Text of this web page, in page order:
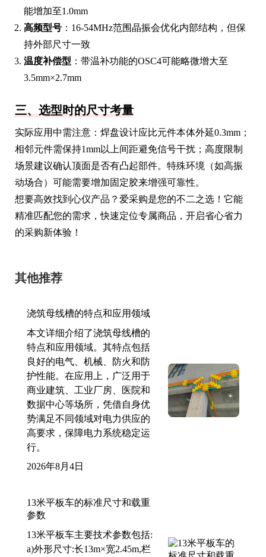
能增加至1.0mm
高频型号 ：16-54MHz范围晶振会优化内部结构，但保
持外部尺寸一致
温度补偿型 ：带温补功能的OSC4可能略微增大至
3.5mm×2.7mm
三、选型时的尺寸考量
实际应用中需注意：焊盘设计应比元件本体外延0.3mm；
相邻元件需保持1mm以上间距避免信号干扰；高度限制
场景建议确认顶面是否有凸起部件。特殊环境（如高振
动场合）可能需要增加固定胶来增强可靠性。
想要高效找到心仪产品？爱采购是您的不二之选！它能
精准匹配您的需求，快速定位专属商品，开启省心省力
的采购新体验！
其他推荐
浇筑母线槽的特点和应用领域
本文详细介绍了浇筑母线槽的
特点和应用领域。其特点包括
良好的电气、机械、防火和防
护性能。在应用上，广泛用于
商业建筑、工业厂房、医院和
数据中心等场所，凭借自身优
势满足不同领域对电力供应的
高要求，保障电力系统稳定运
行。
2026年8月4日
13米平板车的标准尺寸和载重
参数
13米平板车主要技术参数包括:
a)外形尺寸:长13m×宽2.45m,栏